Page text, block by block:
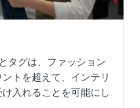
タグは、ファッション
トを超えて、インテリ
入れることを可能にし